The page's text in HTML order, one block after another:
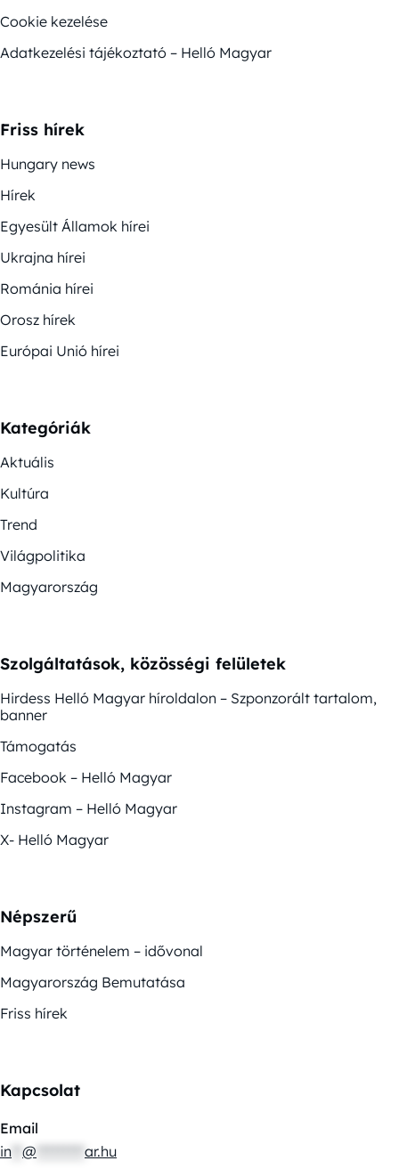
Cookie kezelése
Adatkezelési tájékoztató – Helló Magyar
Friss hírek
Hungary news
Hírek
Egyesült Államok hírei
Ukrajna hírei
Románia hírei
Orosz hírek
Európai Unió hírei
Kategóriák
Aktuális
Kultúra
Trend
Világpolitika
Magyarország
Szolgáltatások, közösségi felületek
Hirdess Helló Magyar híroldalon – Szponzorált tartalom,
banner
Támogatás
Facebook – Helló Magyar
Instagram – Helló Magyar
X- Helló Magyar
Népszerű
Magyar történelem – idővonal
Magyarország Bemutatása
Friss hírek
Kapcsolat
Email
in @ ar.hu